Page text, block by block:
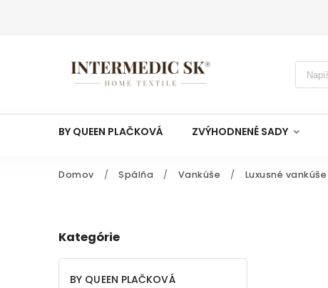
BY QUEEN PLAČKOVÁ ZVÝHODNENÉ SADY
Domov / Spálňa / Vankúše / Luxusné vankúše
Kategórie
BY QUEEN PLAČKOVÁ